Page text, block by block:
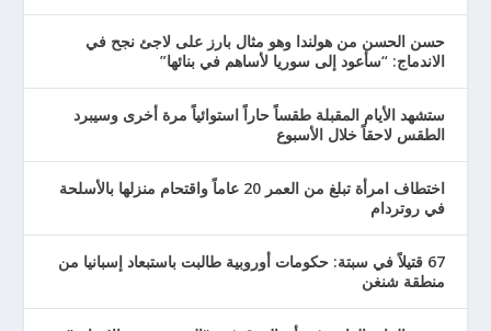
حسن الحسن من هولندا وهو مثال بارز على لاجئ نجح في
الاندماج: “سأعود إلى سوريا لأساهم في بنائها”
ستشهد الأيام المقبلة طقساً حاراً استوائياً مرة أخرى وسيبرد
الطقس لاحقاً خلال الأسبوع
اختطاف امرأة تبلغ من العمر 20 عاماً واقتحام منزلها بالأسلحة
في روتردام
67 قتيلاً في سبتة: حكومات أوروبية طالبت باستبعاد إسبانيا من
منطقة شنغن